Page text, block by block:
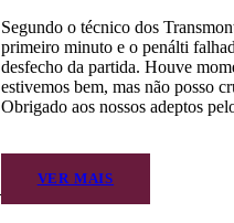
Segundo o técnico dos
primeiro minuto e o penálti
desfecho da partida. Houve
estivemos bem, mas não posso
Obrigado aos nossos adeptos
VER MAIS